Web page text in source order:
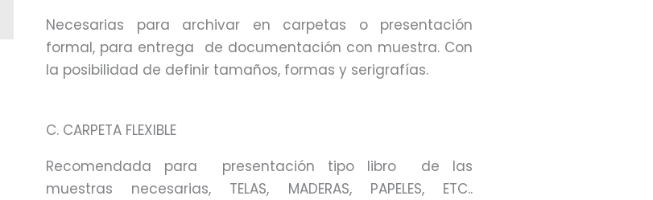
Necesarias para archivar en carpetas o presentación
formal, para entrega de documentación con muestra. Con
la posibilidad de definir tamaños, formas y serigrafías.
C. CARPETA FLEXIBLE
Recomendada para presentación tipo libro de las
muestras necesarias, TELAS, MADERAS, PAPELES, ETC..